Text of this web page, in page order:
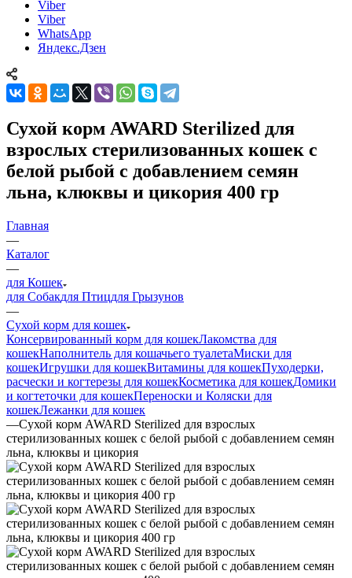
Viber
Viber
WhatsApp
Яндекс.Дзен
Сухой корм AWARD Sterilized для
взрослых стерилизованных кошек с
белой рыбой с добавлением семян
льна, клюквы и цикория 400 гр
Главная
—
Каталог
—
для Кошек
для Собакдля Птицдля Грызунов
—
Сухой корм для кошек
Консервированный корм для кошекЛакомства для
кошекНаполнитель для кошачьего туалетаМиски для
кошекИгрушки для кошекВитамины для кошекПуходерки,
расчески и когтерезы для кошекКосметика для кошекДомики
и когтеточки для кошекПереноски и Коляски для
кошекЛежанки для кошек
—Сухой корм AWARD Sterilized для взрослых
стерилизованных кошек с белой рыбой с добавлением семян
льна, клюквы и цикория